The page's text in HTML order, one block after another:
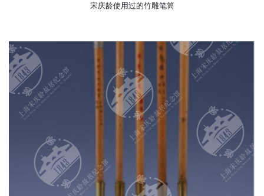
宋庆龄使用过的竹雕笔筒